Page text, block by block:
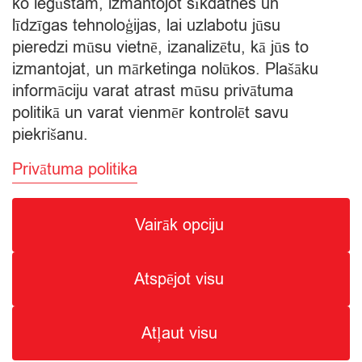
Apskatīt grozu
Apmaksa
© Citro Ventspils 2026
SPECIĀLĀ ATĻAUJA ALKOHOLISKO DZĒRIENU
līdzīgas tehnoloģijas, lai uzlabotu jūsu
pieredzi mūsu vietnē, izanalizētu, kā jūs to
izmantojat, un mārketinga nolūkos. Plašāku
informāciju varat atrast mūsu privātuma
politikā un varat vienmēr kontrolēt savu
piekrišanu.
Privātuma politika
Vairāk opciju
Atspējot visu
Atļaut visu